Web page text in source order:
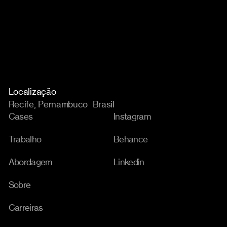
Localização
Recife, Pernambuco Brasil
Cases
Trabalho
Abordagem
Sobre
Carreiras
Instagram
Behance
Linkedin